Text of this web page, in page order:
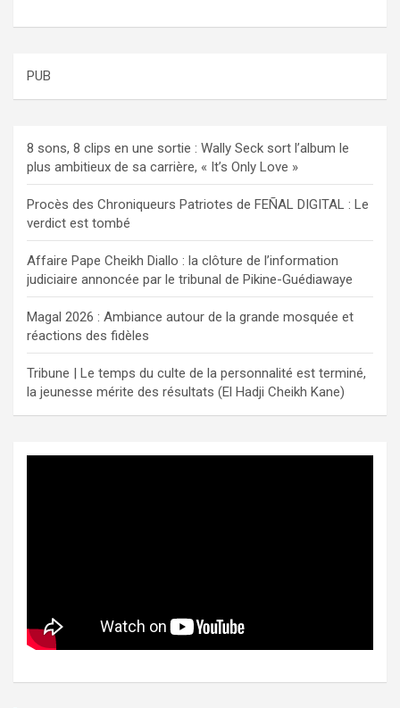
PUB
8 sons, 8 clips en une sortie : Wally Seck sort l’album le
plus ambitieux de sa carrière, « It’s Only Love »
Procès des Chroniqueurs Patriotes de FEÑAL DIGITAL : Le
verdict est tombé
Affaire Pape Cheikh Diallo : la clôture de l’information
judiciaire annoncée par le tribunal de Pikine-Guédiawaye
Magal 2026 : Ambiance autour de la grande mosquée et
réactions des fidèles
Tribune | Le temps du culte de la personnalité est terminé,
la jeunesse mérite des résultats (El Hadji Cheikh Kane)